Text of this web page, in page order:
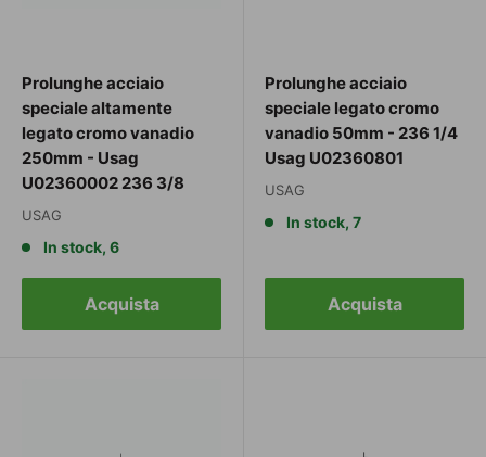
Prolunghe acciaio
speciale altamente
legato cromo vanadio
250mm - Usag
U02360002 236 3/8
USAG
In stock, 6
Acquista
Prolunghe acciaio
speciale legato cromo
vanadio 50mm - 236 1/4
Usag U02360801
USAG
In stock, 7
Acquista